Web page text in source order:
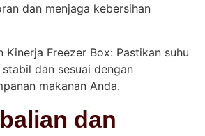
dan menjaga kebersihan
Kinerja Freezer Box: Pastikan suhu
dan sesuai dengan
makanan Anda.
dan